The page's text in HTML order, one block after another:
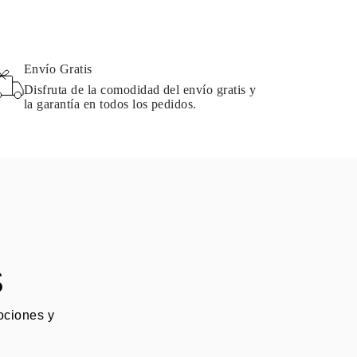
Envío Gratis
Disfruta de la comodidad del envío gratis y
la garantía en todos los pedidos.
y